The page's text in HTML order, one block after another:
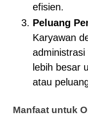
efisien.
Peluang
Karyawan
administrasi
lebih besar
atau
Manfaat untuk